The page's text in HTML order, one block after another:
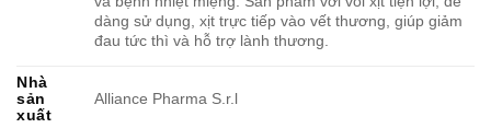
dàng sử dụng, xịt trực tiếp vào vết thương, giúp giảm
đau tức thì và hỗ trợ lành thương.
Nhà
sản
xuất
Alliance Pharma S.r.l